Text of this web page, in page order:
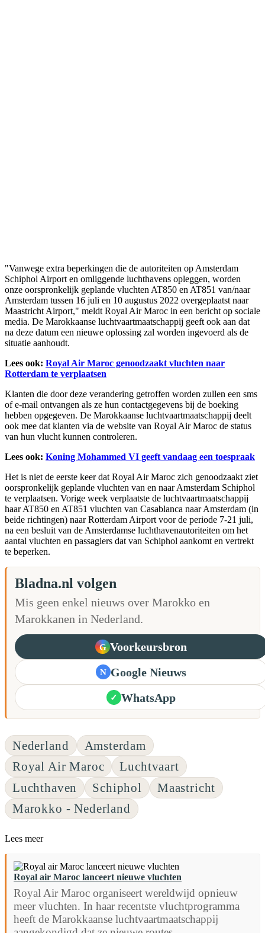
"Vanwege extra beperkingen die de autoriteiten op Amsterdam
Schiphol Airport en omliggende luchthavens opleggen, worden
onze oorspronkelijk geplande vluchten AT850 en AT851 van/naar
Amsterdam tussen 16 juli en 10 augustus 2022 overgeplaatst naar
Maastricht Airport," meldt Royal Air Maroc in een bericht op sociale
media. De Marokkaanse luchtvaartmaatschappij geeft ook aan dat
na deze datum een nieuwe oplossing zal worden ingevoerd als de
situatie aanhoudt.
Lees ook: Royal Air Maroc genoodzaakt vluchten naar
Rotterdam te verplaatsen
Klanten die door deze verandering getroffen worden zullen een sms
of e-mail ontvangen als ze hun contactgegevens bij de boeking
hebben opgegeven. De Marokkaanse luchtvaartmaatschappij deelt
ook mee dat klanten via de website van Royal Air Maroc de status
van hun vlucht kunnen controleren.
Lees ook: Koning Mohammed VI geeft vandaag een toespraak
Het is niet de eerste keer dat Royal Air Maroc zich genoodzaakt ziet
oorspronkelijk geplande vluchten van en naar Amsterdam Schiphol
te verplaatsen. Vorige week verplaatste de luchtvaartmaatschappij
haar AT850 en AT851 vluchten van Casablanca naar Amsterdam (in
beide richtingen) naar Rotterdam Airport voor de periode 7-21 juli,
na een besluit van de Amsterdamse luchthavenautoriteiten om het
aantal vluchten en passagiers dat van Schiphol aankomt en vertrekt
te beperken.
Bladna.nl volgen
Mis geen enkel nieuws over Marokko en
Marokkanen in Nederland.
G Voorkeursbron
N Google Nieuws
✓ WhatsApp
Nederland
Amsterdam
Royal Air Maroc
Luchtvaart
Luchthaven
Schiphol
Maastricht
Marokko - Nederland
Lees meer
Royal air Maroc lanceert nieuwe vluchten
Royal Air Maroc organiseert wereldwijd opnieuw
meer vluchten. In haar recentste vluchtprogramma
heeft de Marokkaanse luchtvaartmaatschappij